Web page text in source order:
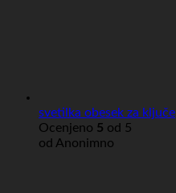
svetilka obesek za ključe
Ocenjeno 5 od 5
od Anonimno